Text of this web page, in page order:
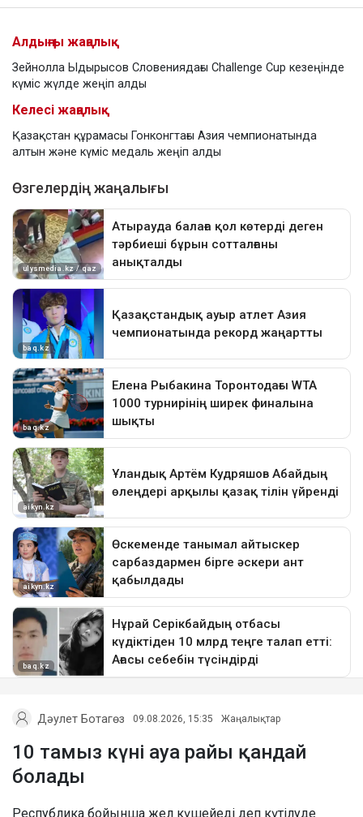
Алдыңғы жаңалық
Зейнолла Ыдырысов Словениядағы Challenge Cup кезеңінде
күміс жүлде жеңіп алды
Келесі жаңалық
Қазақстан құрамасы Гонконгтағы Азия чемпионатында
алтын және күміс медаль жеңіп алды
Дәулет Ботагөз 09.08.2026, 15:35 Жаңалықтар
10 тамыз күні ауа райы қандай
болады
Республика бойынша жел күшейеді деп күтілуде